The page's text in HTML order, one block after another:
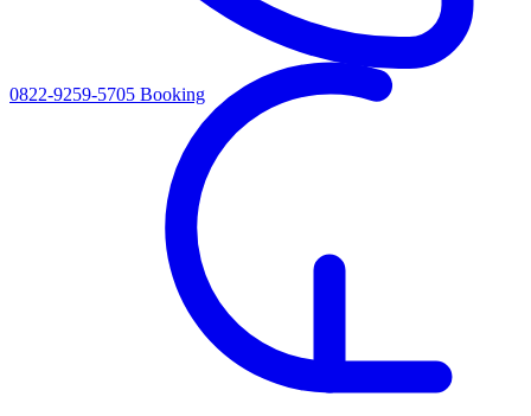
0822-9259-5705 Booking